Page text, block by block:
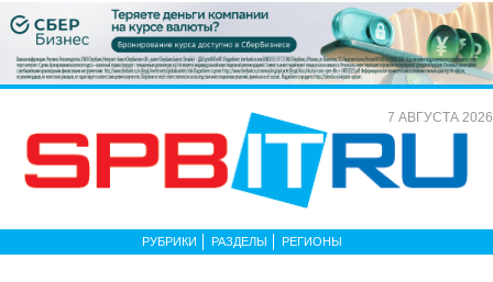
7 АВГУСТА 2026
РУБРИКИ РАЗДЕЛЫ РЕГИОНЫ